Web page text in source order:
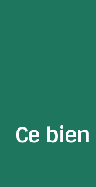
Ce bien